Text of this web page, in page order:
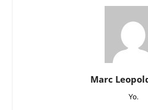
Marc
Yo.